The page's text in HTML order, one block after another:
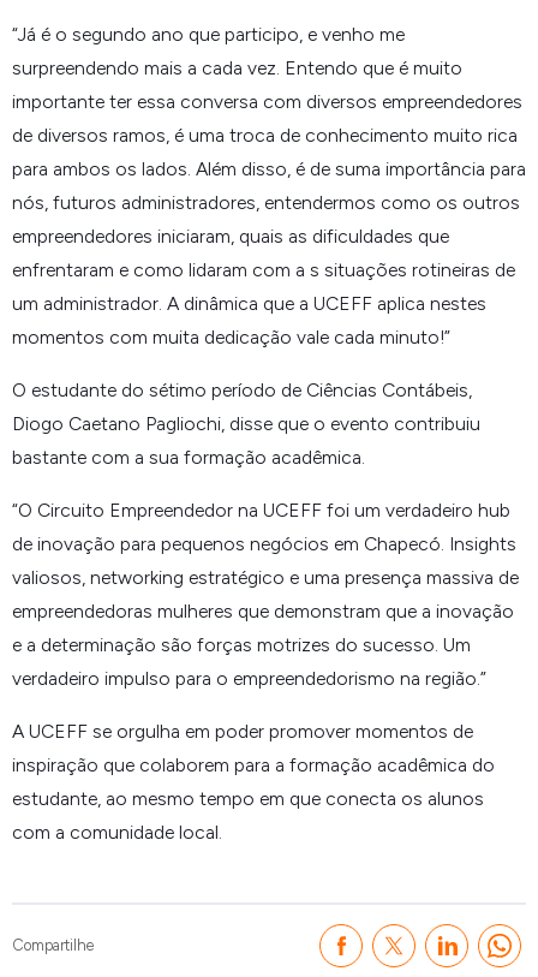
“Já é o segundo ano que participo, e venho me
surpreendendo mais a cada vez. Entendo que é muito
importante ter essa conversa com diversos empreendedores
de diversos ramos, é uma troca de conhecimento muito rica
para ambos os lados. Além disso, é de suma importância para
nós, futuros administradores, entendermos como os outros
empreendedores iniciaram, quais as dificuldades que
enfrentaram e como lidaram com a s situações rotineiras de
um administrador. A dinâmica que a UCEFF aplica nestes
momentos com muita dedicação vale cada minuto!”
O estudante do sétimo período de Ciências Contábeis,
Diogo Caetano Pagliochi, disse que o evento contribuiu
bastante com a sua formação acadêmica.
“O Circuito Empreendedor na UCEFF foi um verdadeiro hub
de inovação para pequenos negócios em Chapecó. Insights
valiosos, networking estratégico e uma presença massiva de
empreendedoras mulheres que demonstram que a inovação
e a determinação são forças motrizes do sucesso. Um
verdadeiro impulso para o empreendedorismo na região. ”
A UCEFF se orgulha em poder promover momentos de
inspiração que colaborem para a formação acadêmica do
estudante, ao mesmo tempo em que conecta os alunos
com a comunidade local.
Compartilhe